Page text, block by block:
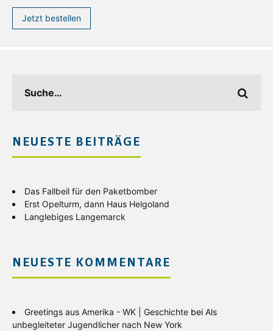
Jetzt bestellen
NEUESTE BEITRÄGE
Das Fallbeil für den Paketbomber
Erst Opelturm, dann Haus Helgoland
Langlebiges Langemarck
NEUESTE KOMMENTARE
Greetings aus Amerika - WK | Geschichte bei Als
unbegleiteter Jugendlicher nach New York